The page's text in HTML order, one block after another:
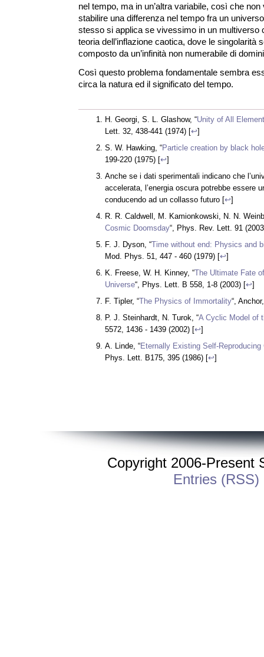
nel tempo, ma in un’altra variabile, così che
stabilire una differenza nel tempo fra un
stesso si applica se vivessimo in un multiverso
teoria dell’inflazione caotica, dove le singolarità
composto da un’infinità non numerabile di
Così questo problema fondamentale sembra
circa la natura ed il significato del tempo.
H. Georgi, S. L. Glashow, “Unity of All
Lett. 32, 438-441 (1974) [↩]
S. W. Hawking, “Particle creation by black
199-220 (1975) [↩]
Anche se i dati sperimentali indicano che
accelerata, l’energia oscura potrebbe essere
conducendo ad un collasso futuro [↩]
R. R. Caldwell, M. Kamionkowski, N. N.
Cosmic Doomsday“, Phys. Rev. Lett. 91
F. J. Dyson, “Time without end: Physics and
Mod. Phys. 51, 447 - 460 (1979) [↩]
K. Freese, W. H. Kinney, “The Ultimate Fate
Universe“, Phys. Lett. B 558, 1-8 (2003) [↩]
F. Tipler, “The Physics of Immortality“,
P. J. Steinhardt, N. Turok, “A Cyclic Model of
5572, 1436 - 1439 (2002) [↩]
A. Linde, “Eternally Existing Self-
Phys. Lett. B175, 395 (1986) [↩]
Copyright 2006-Present
Entries (RSS)